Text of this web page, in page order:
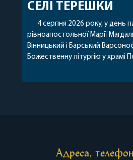
СЕЛІ ТЕРЕШКИ
4 серпня 2026 року, у день
рівноапостольної Марії
Вінницький і Барський
Божественну літургію у храмі
Богородиці села Терешки
Адреса,